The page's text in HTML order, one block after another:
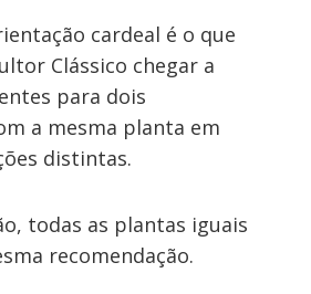
cardeal é o que
Clássico chegar a
para dois
a mesma planta em
distintas.
todas as plantas iguais
recomendação.